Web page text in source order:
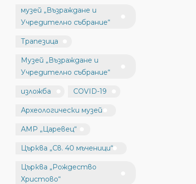
музей „Възраждане и
Учредително събрание“
Трапезица
Музей „Възраждане и
Учредително събрание“
изложба COVID-19
Археологически музей
АМР „Царевец“
Църква „Св. 40 мъченици“
Църква „Рождество
Христово“